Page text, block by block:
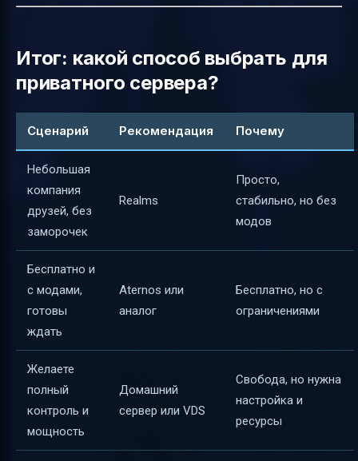
Итог: какой способ выбрать для
приватного сервера?
Сценарий Рекомендация Почему
Небольшая
компания
друзей, без
заморочек
Realms
Просто,
стабильно, но без
модов
Бесплатно и
с модами,
готовы
ждать
Aternos или
аналог
Бесплатно, но с
ограничениями
Желаете
полный
контроль и
мощность
Домашний
сервер или VDS
Свобода, но нужна
настройка и
ресурсы